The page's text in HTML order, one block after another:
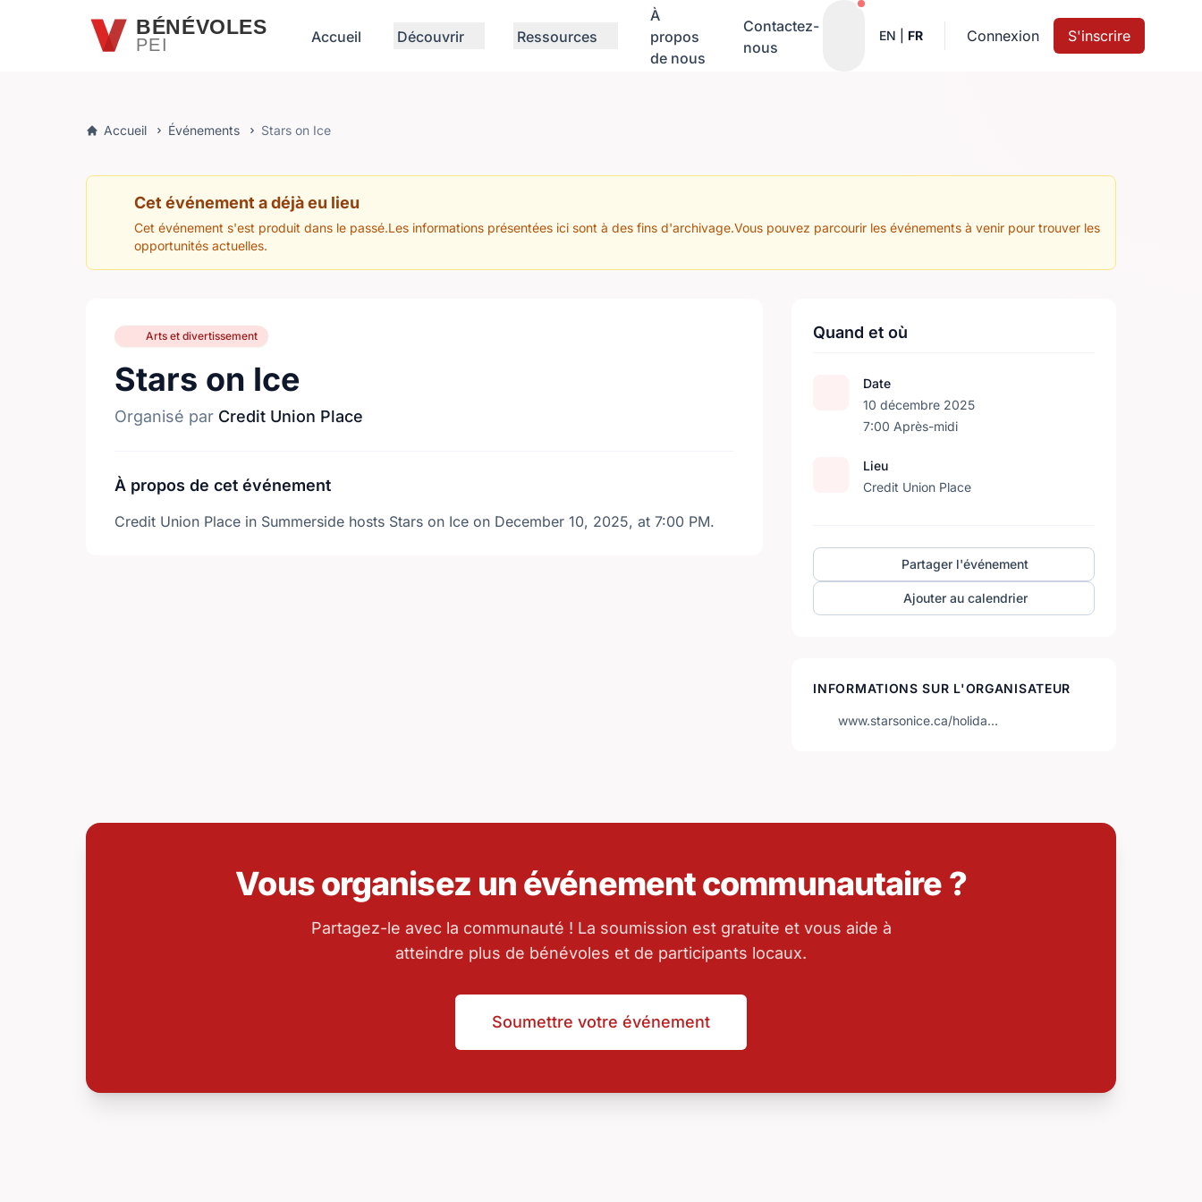
Passer au contenu principalBÉNÉVOLES
PEI Accueil Découvrir Ressources
À
propos
de nous
Contactez-
nous
Notifications actives
EN FR Connexion S'inscrire
Accueil Événements Stars on Ice
Cet événement a déjà eu lieu
Cet événement s'est produit dans le passé.Les informations présentées ici sont à des fins d'archivage.Vous pouvez parcourir les événements à venir pour trouver les
opportunités actuelles.
Arts et divertissement
Stars on Ice
Organisé par Credit Union Place
À propos de cet événement
Credit Union Place in Summerside hosts Stars on Ice on December 10, 2025, at 7:00 PM.
Quand et où
Date
10 décembre 2025
7:00 Après-midi
Lieu
Credit Union Place
Partager l'événement
Ajouter au calendrier
INFORMATIONS SUR L'ORGANISATEUR
www.starsonice.ca/holida…
Vous organisez un événement communautaire ?
Partagez-le avec la communauté ! La soumission est gratuite et vous aide à
atteindre plus de bénévoles et de participants locaux.
Soumettre votre événement